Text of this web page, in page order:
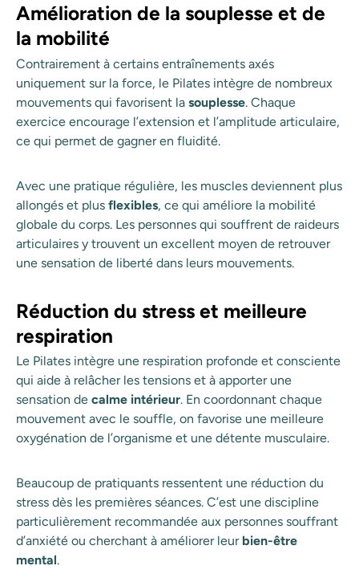
Amélioration de la souplesse et de
la mobilité
Contrairement à certains entraînements axés
uniquement sur la force, le Pilates intègre de nombreux
mouvements qui favorisent la souplesse. Chaque
exercice encourage l’extension et l’amplitude articulaire,
ce qui permet de gagner en fluidité.
Avec une pratique régulière, les muscles deviennent plus
allongés et plus flexibles, ce qui améliore la mobilité
globale du corps. Les personnes qui souffrent de raideurs
articulaires y trouvent un excellent moyen de retrouver
une sensation de liberté dans leurs mouvements.
Réduction du stress et meilleure
respiration
Le Pilates intègre une respiration profonde et consciente
qui aide à relâcher les tensions et à apporter une
sensation de calme intérieur. En coordonnant chaque
mouvement avec le souffle, on favorise une meilleure
oxygénation de l’organisme et une détente musculaire.
Beaucoup de pratiquants ressentent une réduction du
stress dès les premières séances. C’est une discipline
particulièrement recommandée aux personnes souffrant
d’anxiété ou cherchant à améliorer leur bien-être
mental.